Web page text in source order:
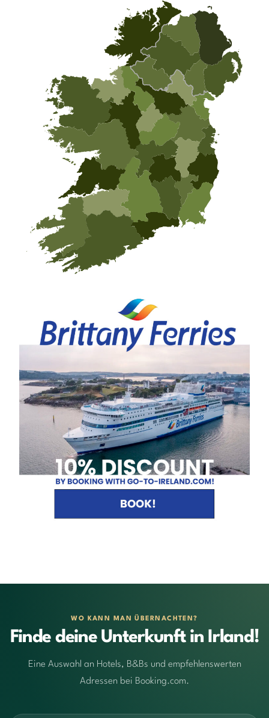
WO KANN MAN ÜBERNACHTEN?
Finde deine Unterkunft in Irland!
Eine Auswahl an Hotels, B&Bs und empfehlenswerten
Adressen bei Booking.com.